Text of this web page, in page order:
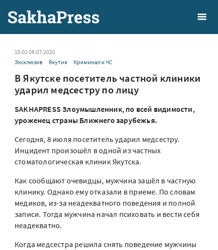
15:02 08.07.2020
Эксклюзив
Якутия Криминал и ЧС
В Якутске посетитель частной клиники
ударил медсестру по лицу
SAKHAPRESS Злоумышленник, по всей видимости,
уроженец страны Ближнего зарубежья.
Сегодня, 8 июля посетитель ударил медсестру.
Инцидент произошёл в одной из частных
стоматологическая клиник Якутска.
Как сообщают очевидцы, мужчина зашёл в частную
клинику. Однако ему отказали в приеме. По словам
медиков, из-за неадекватного поведения и полной
записи. Тогда мужчина начал психовать и вести себя
неадекватно.
Когда медсестра решила снять поведение мужчины